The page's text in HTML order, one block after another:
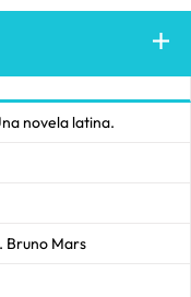
novela latina.
Bruno Mars